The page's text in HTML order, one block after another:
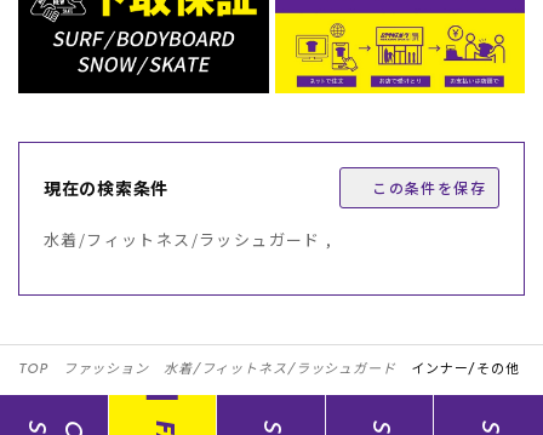
現在の検索条件 この条件を保存
水着/フィットネス/ラッシュガード ,
TOP ファッション 水着/フィットネス/ラッシュガード インナー/その他